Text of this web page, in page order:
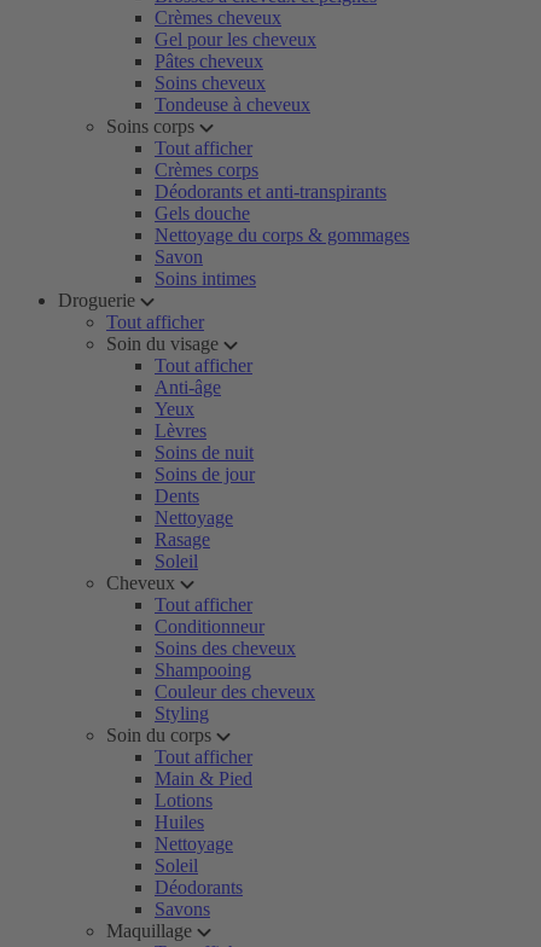
Crèmes cheveux
Gel pour les cheveux
Pâtes cheveux
Soins cheveux
Tondeuse à cheveux
Soins corps
Tout afficher
Crèmes corps
Déodorants et anti-transpirants
Gels douche
Nettoyage du corps & gommages
Savon
Soins intimes
Droguerie
Tout afficher
Soin du visage
Tout afficher
Anti-âge
Yeux
Lèvres
Soins de nuit
Soins de jour
Dents
Nettoyage
Rasage
Soleil
Cheveux
Tout afficher
Conditionneur
Soins des cheveux
Shampooing
Couleur des cheveux
Styling
Soin du corps
Tout afficher
Main & Pied
Lotions
Huiles
Nettoyage
Soleil
Déodorants
Savons
Maquillage